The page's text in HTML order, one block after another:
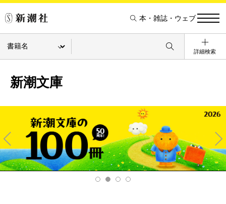
本・雑誌・ウェブ
詳細検索
新潮文庫
Pre
v
Ne
xt